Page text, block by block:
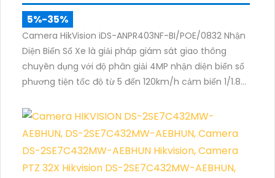
5%-35%
Camera HikVision iDS-ANPR403NF-BI/POE/0832 Nhận
Diện Biển Số Xe là giải pháp giám sát giao thông
chuyên dụng với độ phân giải 4MP nhận diện biển số
phương tiện tốc độ từ 5 đến 120km/h cảm biến 1/1.8
ảnh rõ nét.